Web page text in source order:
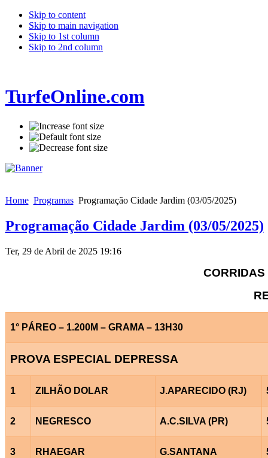
Skip to content
Skip to main navigation
Skip to 1st column
Skip to 2nd column
TurfeOnline.com
Home Programas Programação Cidade Jardim (03/05/2025)
Programação Cidade Jardim (03/05/2025)
Ter, 29 de Abril de 2025 19:16
1° PÁREO – 1.200M – GRAMA – 13H30
PROVA ESPECIAL DEPRESSA
1 ZILHÃO DOLAR J.APARECIDO (RJ)
2 NEGRESCO A.C.SILVA (PR)
3 RHAEGAR G.SANTANA